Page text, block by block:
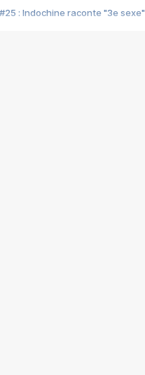
#25 : Indochine raconte "3e sexe"